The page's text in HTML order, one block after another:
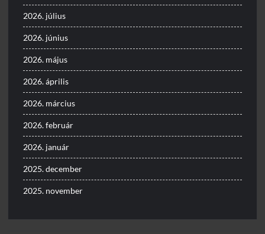
2026. július
2026. június
2026. május
2026. április
2026. március
2026. február
2026. január
2025. december
2025. november